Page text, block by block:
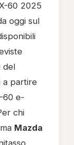
60 2025
oggi sul
del
a partire
60 e-
chi
Mazda